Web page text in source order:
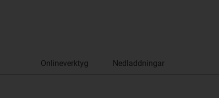
Onlineverktyg Nedladdningar